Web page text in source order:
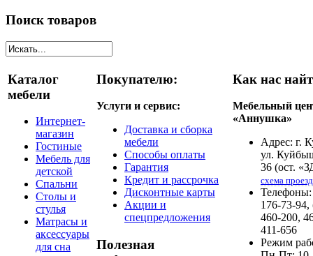
Поиск товаров
Каталог
мебели
Интернет-
магазин
Гостиные
Мебель для
детской
Спальни
Столы и
стулья
Матрасы и
аксессуары
для сна
Покупателю:
Услуги и сервис:
Доставка и сборка
мебели
Способы оплаты
Гарантия
Кредит и рассрочка
Дисконтные карты
Акции и
спецпредложения
Полезная
Как нас
Мебельный
«Аннушка»
Адрес: г.
ул.
36 (ост.
схема
Телефоны:
176-73-94,
460-200,
411-656
Режим